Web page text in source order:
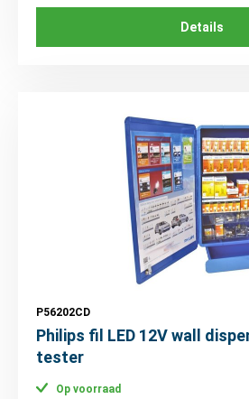
Details
P56202CD
Philips fil LED 12V wall
tester
Op voorraad